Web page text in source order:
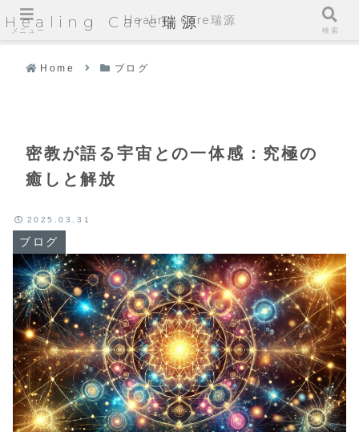
Healing Care瑞源
Home ブログ
密教が語る宇宙との一体感：究極の
癒しと解放
ブログ
2025.03.31
メニュー
Healing Care瑞源
検索